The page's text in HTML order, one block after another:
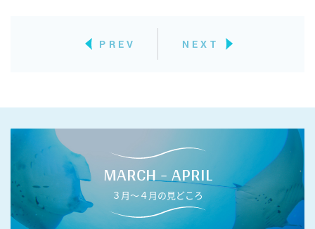
PREV NEXT
MARCH - APRIL
３月〜４月の見どころ